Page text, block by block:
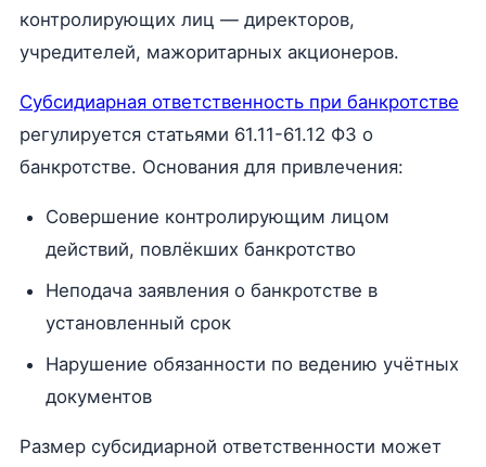
контролирующих лиц — директоров,
учредителей, мажоритарных акционеров.
Субсидиарная ответственность при банкротстве
регулируется статьями 61.11-61.12 ФЗ о
банкротстве. Основания для привлечения:
Совершение контролирующим лицом
действий, повлёкших банкротство
Неподача заявления о банкротстве в
установленный срок
Нарушение обязанности по ведению учётных
документов
Размер субсидиарной ответственности может